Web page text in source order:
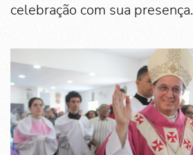
celebração com sua presença.